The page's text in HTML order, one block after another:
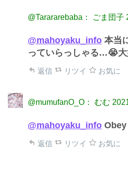
@Tarararebaba： ごま団子
@mahoyaku_info 本当
っていらっしゃる…😭大
返信 リツイ お気に
@mumufanO_O： むむ
@mahoyaku_info
返信 リツイ お気に